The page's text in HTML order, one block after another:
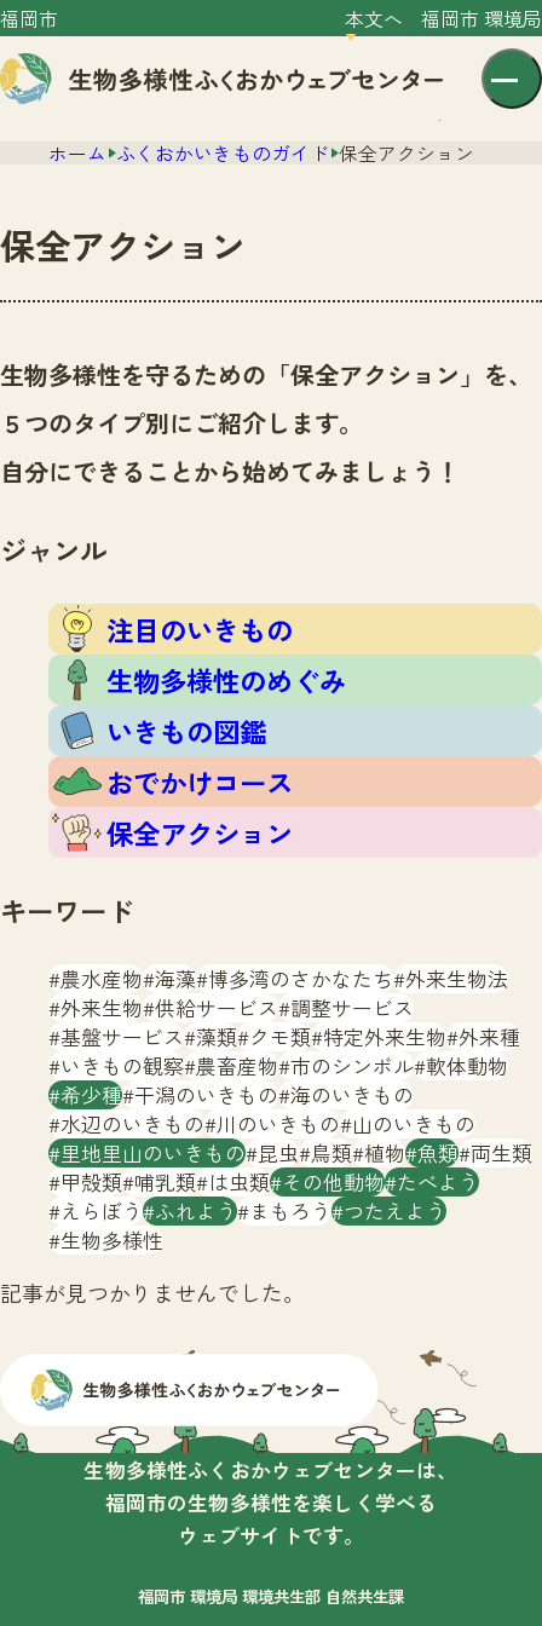
福岡市 本文へ 福岡市 環境局
文字サイズ 小 中 大
センター紹介
センター紹介TOP
サイトポリシー
ニュース
ニュースTOP
市の取組み
いきものガイド
注目のいきもの
いきもの図鑑
おでかけコース
保全アクション
調査レポート
調査レポートTOP
調査結果
ふくおかいきものマップ
マッチング
マッチングTOP
掲載申し込みフォーム
お問合せ
生物多様性ふくおかウェブセンターとは
サイトマップ
ホーム ふくおかいきものガイド 保全アクション
保全アクション
生物多様性を守るための「保全アクション」を、
５つのタイプ別にご紹介します。
自分にできることから始めてみましょう！
ジャンル
注目のいきもの
生物多様性のめぐみ
いきもの図鑑
おでかけコース
保全アクション
キーワード
農水産物 海藻 博多湾のさかなたち 外来生物法
外来生物 供給サービス 調整サービス
基盤サービス 藻類 クモ類 特定外来生物 外来種
いきもの観察 農畜産物 市のシンボル 軟体動物
希少種 干潟のいきもの 海のいきもの
水辺のいきもの 川のいきもの 山のいきもの
里地里山のいきもの 昆虫 鳥類 植物 魚類 両生類
甲殻類 哺乳類 は虫類 その他動物 たべよう
えらぼう ふれよう まもろう つたえよう
生物多様性
記事が見つかりませんでした。
生物多様性ふくおかウェブセンターは、
福岡市の生物多様性を楽しく学べる
ウェブサイトです。
福岡市 環境局 環境共生部 自然共生課